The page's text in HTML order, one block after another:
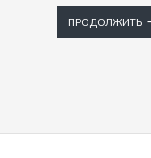
ПРОДОЛЖИТЬ